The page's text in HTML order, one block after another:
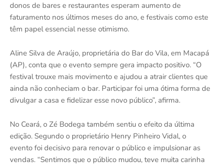
donos de bares e restaurantes esperam aumento de
faturamento nos últimos meses do ano, e festivais como este
têm papel essencial nesse otimismo.
Aline Silva de Araújo, proprietária do Bar do Vila, em Macapá
(AP), conta que o evento sempre gera impacto positivo. “O
festival trouxe mais movimento e ajudou a atrair clientes que
ainda não conheciam o bar. Participar foi uma ótima forma de
divulgar a casa e fidelizar esse novo público”, afirma.
No Ceará, o Zé Bodega também sentiu o efeito da última
edição. Segundo o proprietário Henry Pinheiro Vidal, o
evento foi decisivo para renovar o público e impulsionar as
vendas. “Sentimos que o público mudou, teve muita carinha